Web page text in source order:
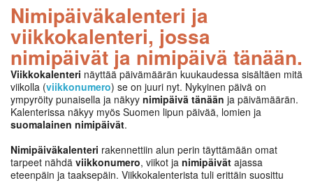
Nimipäiväkalenteri ja
viikkokalenteri, jossa
nimipäivät ja nimipäivä tänään.
Viikkokalenteri näyttää päivämäärän kuukaudessa sisältäen mitä
viikolla (viikkonumero) se on juuri nyt. Nykyinen päivä on
ympyröity punaisella ja näkyy nimipäivä tänään ja päivämäärän.
Kalenterissa näkyy myös Suomen lipun päivää, lomien ja
suomalainen nimipäivät.
Nimipäiväkalenteri rakennettiin alun perin täyttämään omat
tarpeet nähdä viikkonumero, viikot ja nimipäivät ajassa
eteenpäin ja taaksepäin. Viikkokalenterista tuli erittäin suosittu